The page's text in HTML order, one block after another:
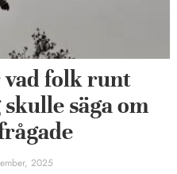
folk runt
säga om
2025